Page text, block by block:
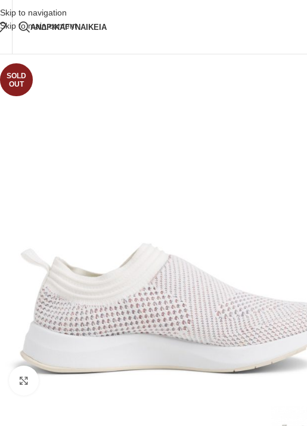
Skip to navigation
Skip to main content
Δωρεάν Μεταφορικά
ΑΝΔΡΙΚΑΓΥΝΑΙΚΕΙΑ
SOLD
OUT